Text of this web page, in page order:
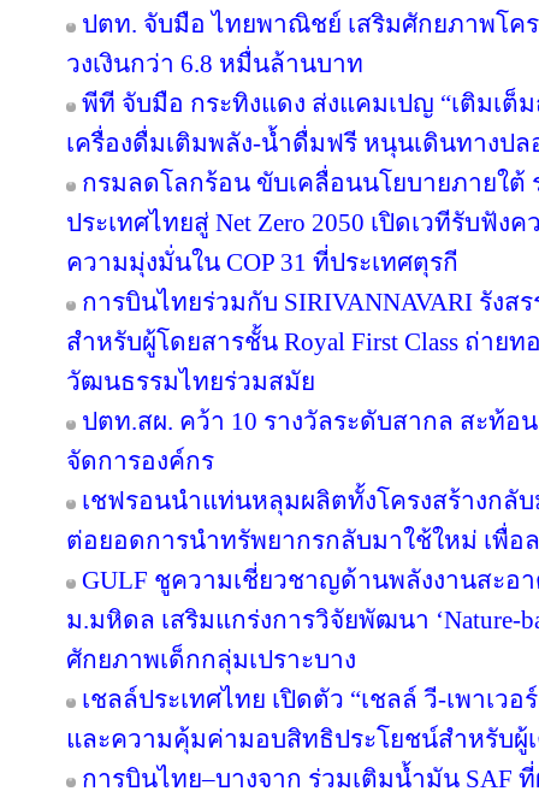
ปตท. จับมือ ไทยพาณิชย์ เสริมศักยภาพโค
วงเงินกว่า 6.8 หมื่นล้านบาท
พีที จับมือ กระทิงแดง ส่งแคมเปญ “เติมเต็
เครื่องดื่มเติมพลัง-น้ำดื่มฟรี หนุนเดินทางป
กรมลดโลกร้อน ขับเคลื่อนนโยบายภายใต้
ประเทศไทยสู่ Net Zero 2050 เปิดเวทีรับฟั
ความมุ่งมั่นใน COP 31 ที่ประเทศตุรกี
การบินไทยร่วมกับ SIRIVANNAVARI รังส
สำหรับผู้โดยสารชั้น Royal First Class ถ่าย
วัฒนธรรมไทยร่วมสมัย
ปตท.สผ. คว้า 10 รางวัลระดับสากล สะท้อ
จัดการองค์กร
เชฟรอนนำแท่นหลุมผลิตทั้งโครงสร้างกลั
ต่อยอดการนำทรัพยากรกลับมาใช้ใหม่ เพื่อ
GULF ชูความเชี่ยวชาญด้านพลังงานสะอ
ม.มหิดล เสริมแกร่งการวิจัยพัฒนา ‘Nature-
ศักยภาพเด็กกลุ่มเปราะบาง
เชลล์ประเทศไทย เปิดตัว “เชลล์ วี-เพาเว
และความคุ้มค่ามอบสิทธิประโยชน์สำหรับผู้
การบินไทย–บางจาก ร่วมเติมน้ำมัน SAF